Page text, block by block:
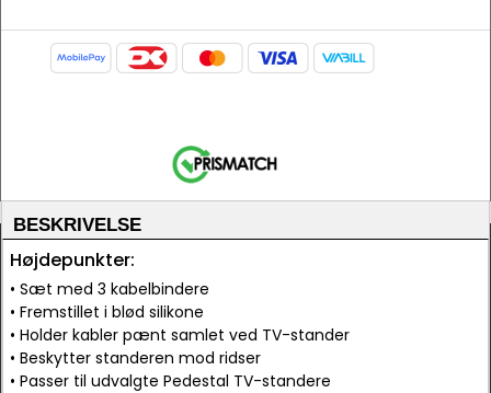
BESKRIVELSE
Højdepunkter:
• Sæt med 3 kabelbindere
• Fremstillet i blød silikone
• Holder kabler pænt samlet ved TV-stander
• Beskytter standeren mod ridser
• Passer til udvalgte Pedestal TV-standere